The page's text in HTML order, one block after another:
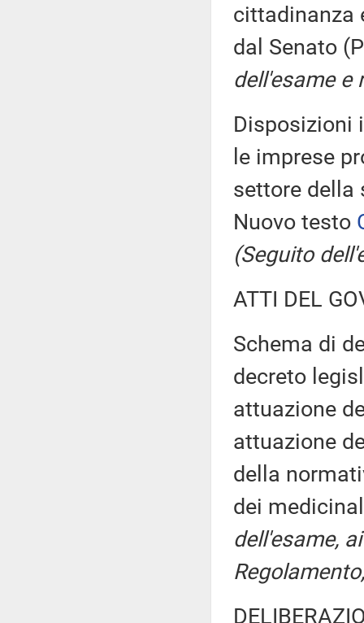
cittadinanza
dal Senato
dell'esame e
Disposizioni
le imprese
settore della
Nuovo testo
(Seguito
ATTI DEL
Schema di
decreto
attuazione
attuazione
della
dei
dell'esame,